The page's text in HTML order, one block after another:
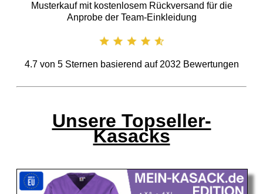
Musterkauf mit kostenlosem Rückversand für die
Anprobe der Team-Einkleidung
4.7von 5Sternen basierend auf 2032 Bewertungen
Unsere Topseller-
Kasacks